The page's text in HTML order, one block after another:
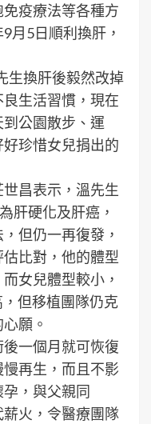
疫療法等各種方
月5日順利換肝，
生換肝後毅然改掉
生活習慣，現在
公園散步、運
珍惜女兒捐出的
昌表示，溫先生
肝硬化及肝癌，
但仍一再復發，
比對，他的體型
女兒體型較小，
但移植團隊仍克
願。
一個月就可恢復
再生，而且不影
，與父親同
薪火，令醫療團隊